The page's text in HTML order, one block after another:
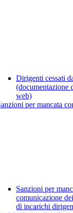
Dirigenti cessati
(documentazione
web)
per mancata
Sanzioni per
comunicazione
di incarichi